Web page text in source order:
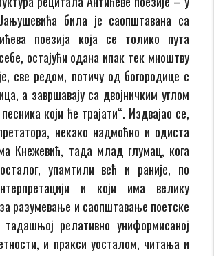
била је саопштавана са
поезија која се толико пута
остајући одана ипак тек мноштву
све редом, потичу од богородице с
а завршавају са двојничким углом
који ће трајати“. Издвајао се,
некако надмоћно и одиста
Кнежевић, тада млад глумац, кога
упамтили већ и раније, по
и који има велику
разумевање и саопштавање поетске
релативно униформисаној
и пракси уосталом, читања и